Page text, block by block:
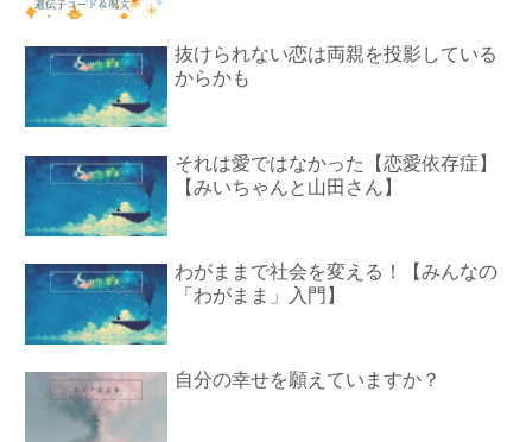
抜けられない恋は両親を投影している
からかも
それは愛ではなかった【恋愛依存症】
【みいちゃんと山田さん】
わがままで社会を変える！【みんなの
「わがまま」入門】
自分の幸せを願えていますか？